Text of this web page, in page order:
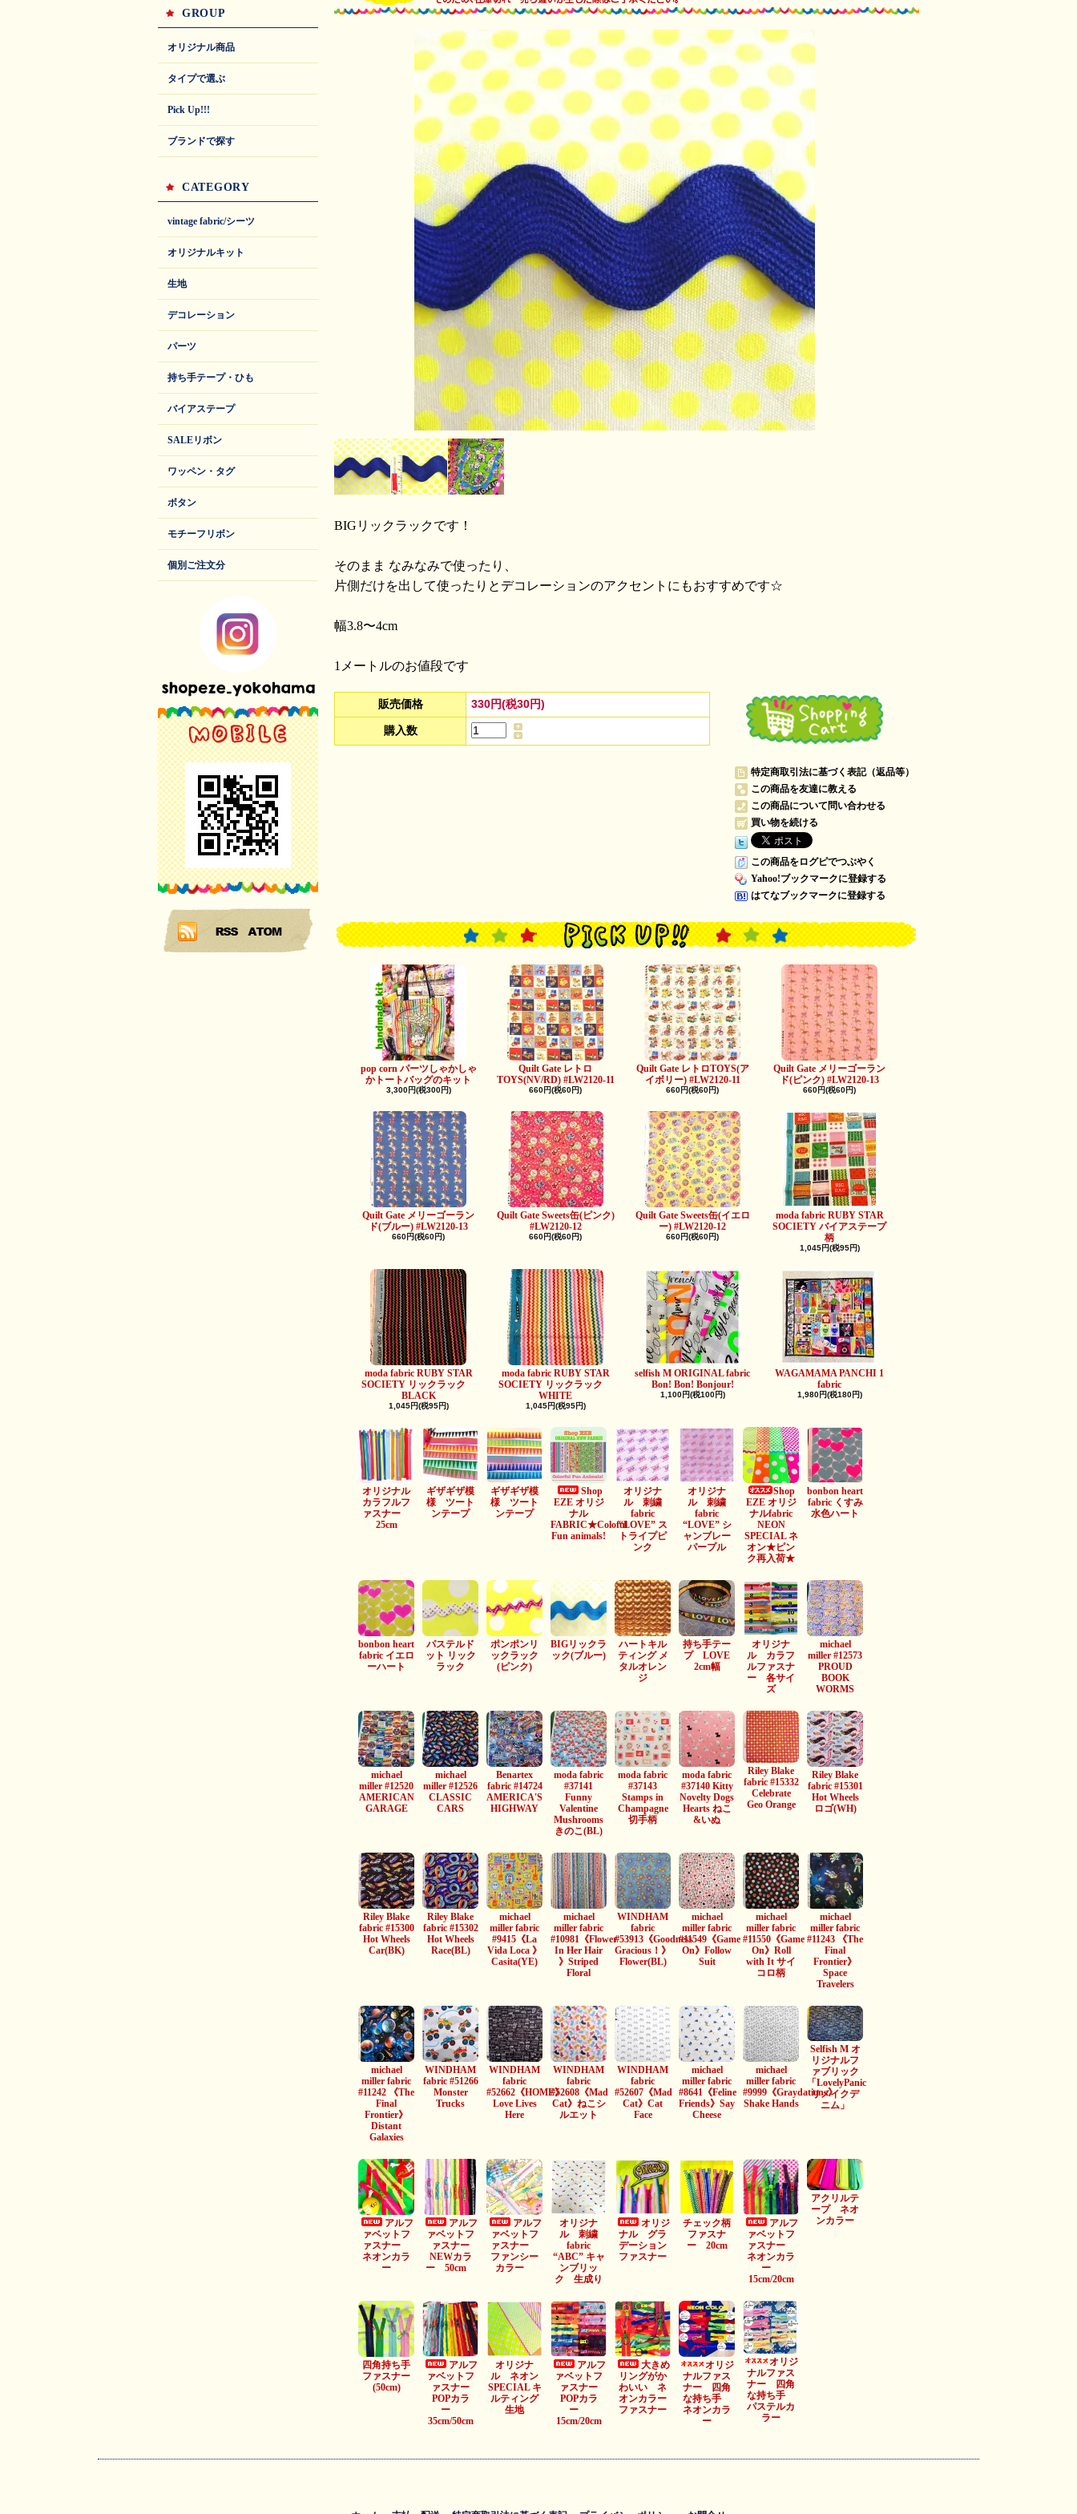
GROUP
オリジナル商品
タイプで選ぶ
Pick Up!!!
ブランドで探す
CATEGORY
vintage fabric/シーツ
オリジナルキット
生地
デコレーション
パーツ
持ち手テープ・ひも
バイアステープ
SALEリボン
ワッペン・タグ
ボタン
モチーフリボン
個別ご注文分
BIGリックラックです！
そのまま なみなみで使ったり、
片側だけを出して使ったりとデコレーションのアクセントにもおすすめです☆
幅3.8〜4cm
1メートルのお値段です
販売価格 330円(税30円)
購入数
特定商取引法に基づく表記（返品等）
この商品を友達に教える
この商品について問い合わせる
買い物を続ける
この商品をログピでつぶやく
Yahoo!ブックマークに登録する
はてなブックマークに登録する
pop corn パーツしゃかしゃ
かトートバッグのキット
3,300円(税300円)
Quilt Gate レトロ
TOYS(NV/RD) #LW2120-11
660円(税60円)
Quilt Gate レトロTOYS(ア
イボリー) #LW2120-11
660円(税60円)
Quilt Gate メリーゴーラン
ド(ピンク) #LW2120-13
660円(税60円)
Quilt Gate メリーゴーラン
ド(ブルー) #LW2120-13
660円(税60円)
Quilt Gate Sweets缶(ピンク)
#LW2120-12
660円(税60円)
Quilt Gate Sweets缶(イエロ
ー) #LW2120-12
660円(税60円)
moda fabric RUBY STAR
SOCIETY バイアステープ
柄
1,045円(税95円)
moda fabric RUBY STAR
SOCIETY リックラック
BLACK
1,045円(税95円)
moda fabric RUBY STAR
SOCIETY リックラック
WHITE
1,045円(税95円)
selfish M ORIGINAL fabric
Bon! Bon! Bonjour!
1,100円(税100円)
WAGAMAMA PANCHI 1
fabric
1,980円(税180円)
オリジナル
カラフルフ
ァスナー
25cm
ギザギザ模
様 ツート
ンテープ
ギザギザ模
様 ツート
ンテープ
Shop
EZE オリジ
ナル
FABRIC★Coloful
Fun animals!
オリジナ
ル 刺繍
fabric
“LOVE” ス
トライプピ
ンク
オリジナ
ル 刺繍
fabric
“LOVE” シ
ャンブレー
パープル
Shop
EZE オリジ
ナルfabric
NEON
SPECIAL ネ
オン★ピン
ク再入荷★
bonbon heart
fabric くすみ
水色ハート
bonbon heart
fabric イエロ
ーハート
パステルド
ット リック
ラック
ポンポンリ
ックラック
(ピンク)
BIGリックラ
ック(ブルー)
ハートキル
ティング メ
タルオレン
ジ
持ち手テー
プ LOVE
2cm幅
オリジナ
ル カラフ
ルファスナ
ー 各サイ
ズ
michael
miller #12573
PROUD
BOOK
WORMS
michael
miller #12520
AMERICAN
GARAGE
michael
miller #12526
CLASSIC
CARS
Benartex
fabric #14724
AMERICA'S
HIGHWAY
moda fabric
#37141
Funny
Valentine
Mushrooms
きのこ(BL)
moda fabric
#37143
Stamps in
Champagne
切手柄
moda fabric
#37140 Kitty
Novelty Dogs
Hearts ねこ
&いぬ
Riley Blake
fabric #15332
Celebrate
Geo Orange
Riley Blake
fabric #15301
Hot Wheels
ロゴ(WH)
Riley Blake
fabric #15300
Hot Wheels
Car(BK)
Riley Blake
fabric #15302
Hot Wheels
Race(BL)
michael
miller fabric
#9415《La
Vida Loca 》
Casita(YE)
michael
miller fabric
#10981《Flower
In Her Hair
》Striped
Floral
WINDHAM
fabric
#53913《Goodness
Gracious！》
Flower(BL)
michael
miller fabric
#11549《Game
On》Follow
Suit
michael
miller fabric
#11550《Game
On》Roll
with It サイ
コロ柄
michael
miller fabric
#11243 《The
Final
Frontier》
Space
Travelers
michael
miller fabric
#11242 《The
Final
Frontier》
Distant
Galaxies
WINDHAM
fabric #51266
Monster
Trucks
WINDHAM
fabric
#52662《HOME》
Love Lives
Here
WINDHAM
fabric
#52608《Mad
Cat》ねこシ
ルエット
WINDHAM
fabric
#52607《Mad
Cat》Cat
Face
michael
miller fabric
#8641《Feline
Friends》Say
Cheese
michael
miller fabric
#9999《Graydations》
Shake Hands
Selfish M オ
リジナルフ
ァブリック
「LovelyPanic
リメイクデ
ニム」
アルフ
ァベットフ
ァスナー
ネオンカラ
ー
アルフ
ァベットフ
ァスナー
NEWカラ
ー 50cm
アルフ
ァベットフ
ァスナー
ファンシー
カラー
オリジナ
ル 刺繍
fabric
“ABC” キャ
ンブリッ
ク 生成り
オリジ
ナル グラ
デーション
ファスナー
チェック柄
ファスナ
ー 20cm
アルフ
ァベットフ
ァスナー
ネオンカラ
ー
15cm/20cm
アクリルテ
ープ ネオ
ンカラー
四角持ち手
ファスナー
(50cm)
アルフ
ァベットフ
ァスナー
POPカラ
ー
35cm/50cm
オリジナ
ル ネオン
SPECIAL キ
ルティング
生地
アルフ
ァベットフ
ァスナー
POPカラ
ー
15cm/20cm
大きめ
リングがか
わいい ネ
オンカラー
ファスナー
オリジ
ナルファス
ナー 四角
な持ち手
ネオンカラ
ー
オリジ
ナルファス
ナー 四角
な持ち手
パステルカ
ラー